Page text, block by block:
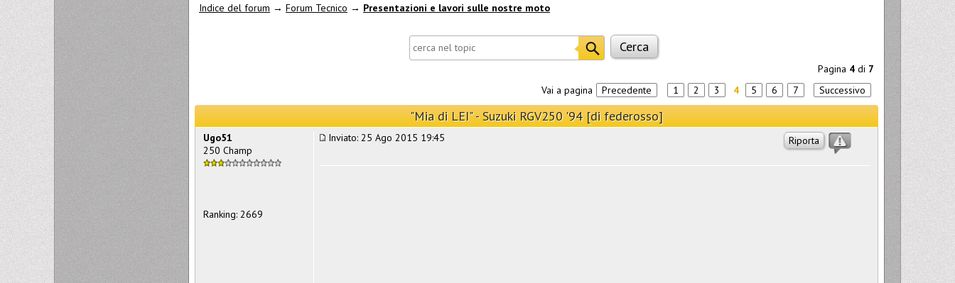
Indice del forum → Forum Tecnico → Presentazioni e lavori sulle nostre moto
Pagina 4 di 7
Vai a pagina
Precedente 1 2 3 4 5 6 7 Successivo
"Mia di LEI" - Suzuki RGV250 '94 [di federosso]
Riporta
Inviato: 25 Ago 2015 19:45
Ugo51
250 Champ
Ranking: 2669